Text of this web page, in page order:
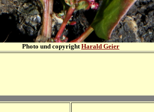
Photo und copyrightHarald Geier